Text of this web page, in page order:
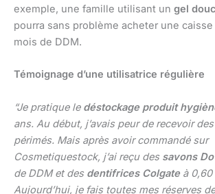
exemple, une famille utilisant un gel
pourra sans problème acheter une
mois de DDM.
Témoignage d’une utilisatrice régulière
“Je pratique le déstockage produit
ans. Au début, j’avais peur de recevoir
périmés. Mais après avoir commandé sur
Cosmetiquestock, j’ai reçu des savons
de DDM et des dentifrices Colgateà 0,60
Aujourd’hui, je fais toutes mes réserves